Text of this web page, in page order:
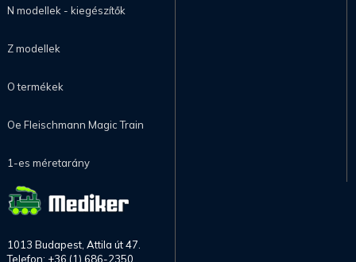
N modellek - kiegészítők
Z modellek
O termékek
Oe Fleischmann Magic Train
1-es méretarány
1013 Budapest, Attila út 47.
Telefon: +36 (1) 686-2350